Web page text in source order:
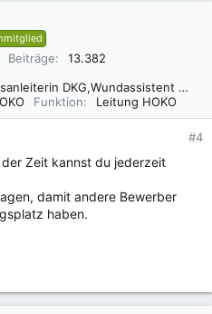
Beiträge
13.382
FGuKP I&I, Praxisanleiterin DKG,Wundassistent WaCert DGfW, Rettungsassistentin, Diätassistentin
Funktion Leitung HOKO
#4
Zeit kannst du jederzeit
damit andere Bewerber
haben.